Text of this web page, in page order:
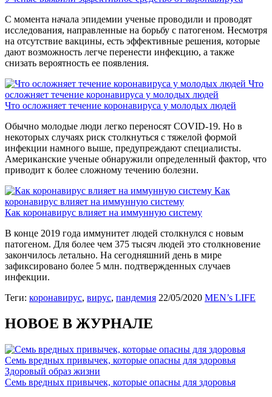
С момента начала эпидемии ученые проводили и проводят
исследования, направленные на борьбу с патогеном. Несмотря
на отсутствие вакцины, есть эффективные решения, которые
дают возможность легче перенести инфекцию, а также
снизать вероятность ее появления.
Что
осложняет течение коронавируса у молодых людей
Что осложняет течение коронавируса у молодых людей
Обычно молодые люди легко переносят COVID-19. Но в
некоторых случаях риск столкнуться с тяжелой формой
инфекции намного выше, предупреждают специалисты.
Американские ученые обнаружили определенный фактор, что
приводит к более сложному течению болезни.
Как
коронавирус влияет на иммунную систему
Как коронавирус влияет на иммунную систему
В конце 2019 года иммунитет людей столкнулся с новым
патогеном. Для более чем 375 тысяч людей это столкновение
закончилось летально. На сегодняшний день в мире
зафиксировано более 5 млн. подтвержденных случаев
инфекции.
Теги: коронавирус, вирус, пандемия 22/05/2020 MEN’s LIFE
НОВОЕ В ЖУРНАЛЕ
Семь вредных привычек, которые опасны для здоровья
Здоровый образ жизни
Семь вредных привычек, которые опасны для здоровья